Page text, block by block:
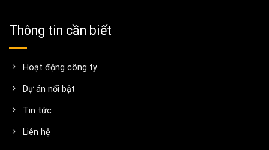
Thông tin cần biết
Hoạt động công ty
Dự án nổi bật
Tin tức
Liên hệ